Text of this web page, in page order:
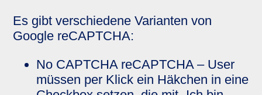
Es gibt verschiedene Varianten von
Google reCAPTCHA:
No CAPTCHA reCAPTCHA – User
müssen per Klick ein Häkchen in eine